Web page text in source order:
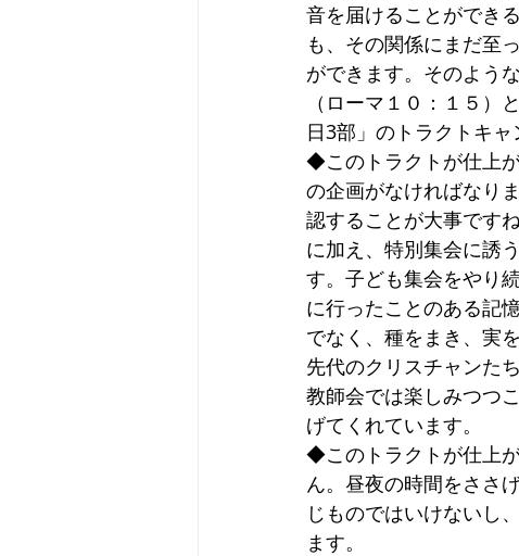
エレミヤ書 ホセア書 ミカ
ヨハネの福音書 使徒の働き
音を届けることができ
も、その関係にまだ至
ができます。そのよう
（ローマ１０：１５）
日3部」のトラクトキャ
◆このトラクトが仕上
の企画がなければなり
認することが大事です
に加え、特別集会に誘
す。子ども集会をやり
に行ったことのある記
でなく、種をまき、実
先代のクリスチャンた
教師会では楽しみつつ
げてくれています。
◆このトラクトが仕上
ん。昼夜の時間をささ
じものではいけないし
ます。